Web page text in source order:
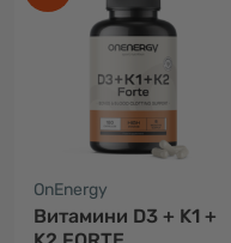
OnEnergy
Витамини D3 + K1 +